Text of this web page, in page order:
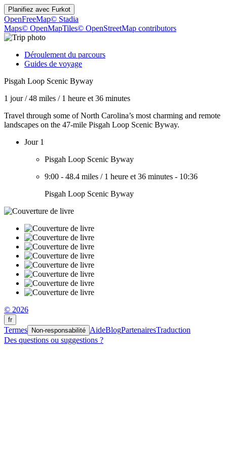
Planifiez avec Furkot
OpenFreeMap© Stadia
Maps© OpenMapTiles© OpenStreetMap contributors
Déroulement du parcours
Guides de voyage
Pisgah Loop Scenic Byway
1 jour/48 miles / 1 heure et 36 minutes
Travel through some of North Carolina’s most charming and remote
landscapes on the 47-mile Pisgah Loop Scenic Byway.
Jour 1
Pisgah Loop Scenic Byway
9:00 - 48.4 miles / 1 heure et 36 minutes - 10:36
Pisgah Loop Scenic Byway
© 2026
fr
Termes Non-responsabilité AideBlogPartenairesTraduction
Des questions ou suggestions ?